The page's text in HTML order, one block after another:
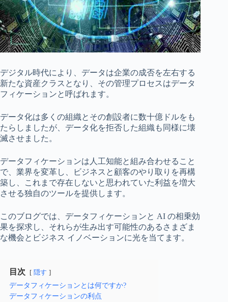
デジタル時代により、データは企業の成否を左右する
新たな資産クラスとなり、その管理プロセスはデータ
フィケーションと呼ばれます。
データ化は多くの組織とその創設者に数十億ドルをも
たらしましたが、データ化を拒否した組織も同様に壊
滅させました。
データフィケーションは人工知能と組み合わせること
で、業界を変革し、ビジネスと顧客のやり取りを再構
築し、これまで存在しないと思われていた利益を増大
させる独自のツールを提供します。
このブログでは、データフィケーションと AI の相乗効
果を探求し、それらが生み出す可能性のあるさまざま
な機会とビジネス イノベーションに光を当てます。
目次 隠す
データフィケーションとは何ですか?
データフィケーションの利点